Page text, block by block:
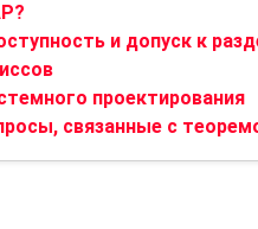
и допуск к
проектирования
связанные с